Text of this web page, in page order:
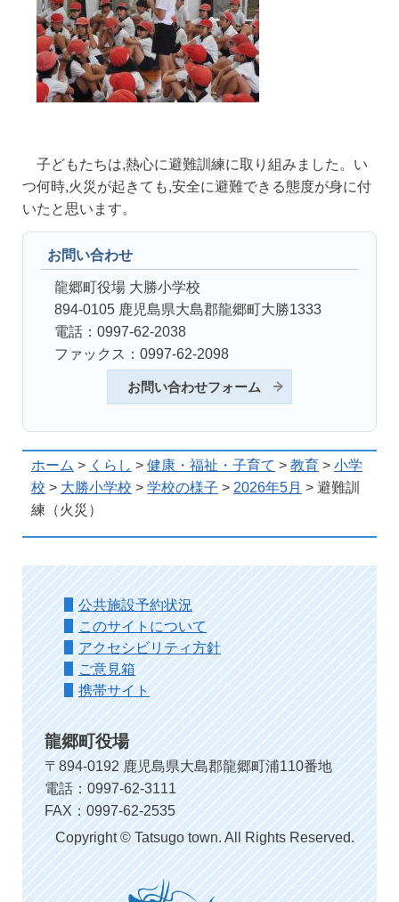
子どもたちは,熱心に避難訓練に取り組みました。い
つ何時,火災が起きても,安全に避難できる態度が身に付
いたと思います。
お問い合わせ
龍郷町役場 大勝小学校
894-0105 鹿児島県大島郡龍郷町大勝1333
電話：0997-62-2038
ファックス：0997-62-2098
お問い合わせフォーム
ホーム > くらし > 健康・福祉・子育て > 教育 > 小学
校 > 大勝小学校 > 学校の様子 > 2026年5月 > 避難訓
練（火災）
公共施設予約状況
このサイトについて
アクセシビリティ方針
ご意見箱
携帯サイト
龍郷町役場
〒894-0192 鹿児島県大島郡龍郷町浦110番地
電話：0997-62-3111
FAX：0997-62-2535
Copyright © Tatsugo town. All Rights Reserved.